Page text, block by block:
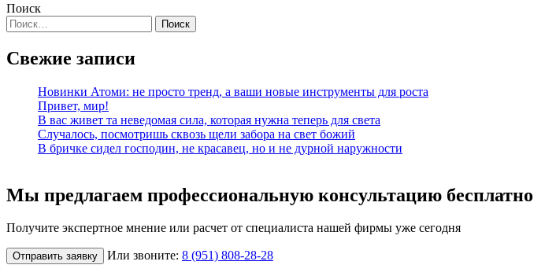
Поиск
Найти:
Свежие записи
Новинки Атоми: не просто тренд, а ваши новые инструменты для роста
Привет, мир!
В вас живет та неведомая сила, которая нужна теперь для света
Случалось, посмотришь сквозь щели забора на свет божий
В бричке сидел господин, не красавец, но и не дурной наружности
Мы предлагаем профессиональную консультацию бесплатно
Получите экспертное мнение или расчет от специалиста нашей фирмы уже сегодня
Отправить заявку Или звоните: 8 (951) 808-28-28